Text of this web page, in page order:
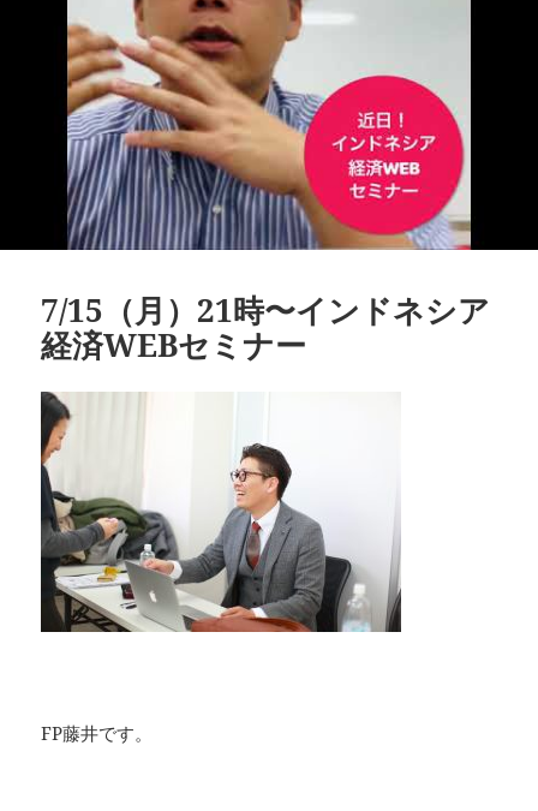
7/15（月）21時〜インドネシア
経済WEBセミナー
FP藤井です。